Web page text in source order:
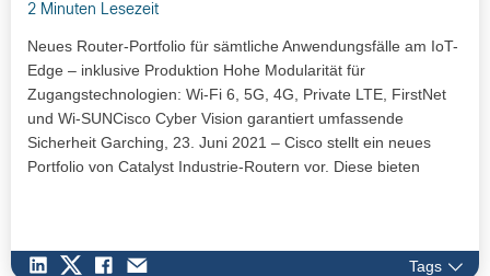
2 Minuten Lesezeit
Neues Router-Portfolio für sämtliche Anwendungsfälle am IoT-
Edge – inklusive Produktion Hohe Modularität für
Zugangstechnologien: Wi-Fi 6, 5G, 4G, Private LTE, FirstNet
und Wi-SUN ​Cisco Cyber Vision garantiert umfassende
Sicherheit Garching, 23. Juni 2021 – Cisco stellt ein neues
Portfolio von Catalyst Industrie-Routern vor. Diese bieten
Tags